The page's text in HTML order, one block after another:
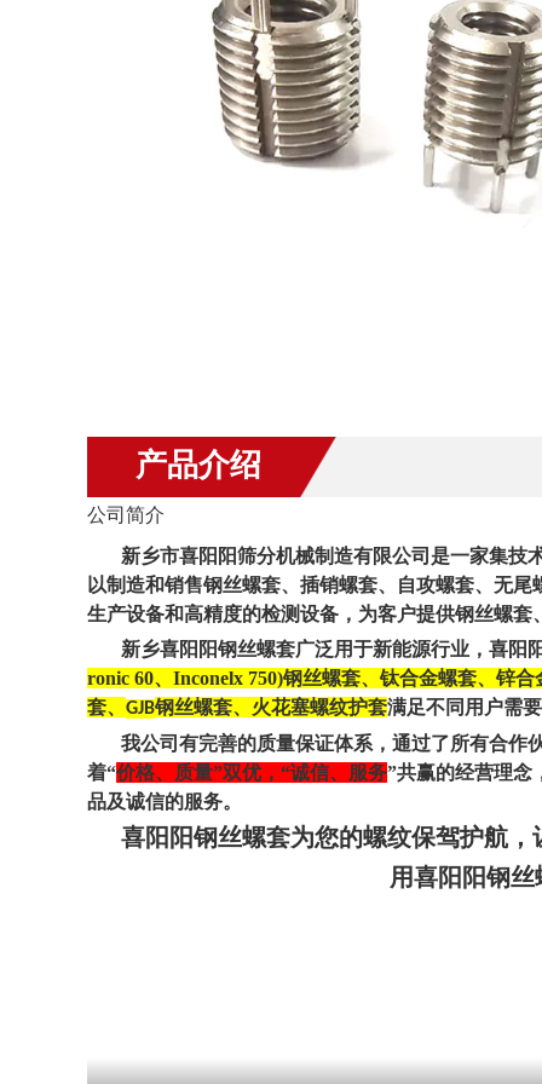
产品介绍
公司简介
新乡市喜阳阳筛分机械制造有限公司是一家集技
以制造和销售钢丝螺套、插销螺套、自攻螺套、无
生产设备和高精度的检测设备，为客户提供钢丝螺
新乡喜阳阳钢丝螺套广泛用于新能源行业，喜阳
ronic 60、Inconelx 750)钢丝螺套、钛合金螺套、锌
套、 GJB钢丝螺套、火花塞螺纹护套满足不同用户需
我公司有完善的质量保证体系，通过了所有合作
着“价格、质量”双优，“诚信、服务”共赢的经营理念
品及诚信的服务。
喜阳阳钢丝螺套为您的螺纹保驾护航，
用喜阳阳钢